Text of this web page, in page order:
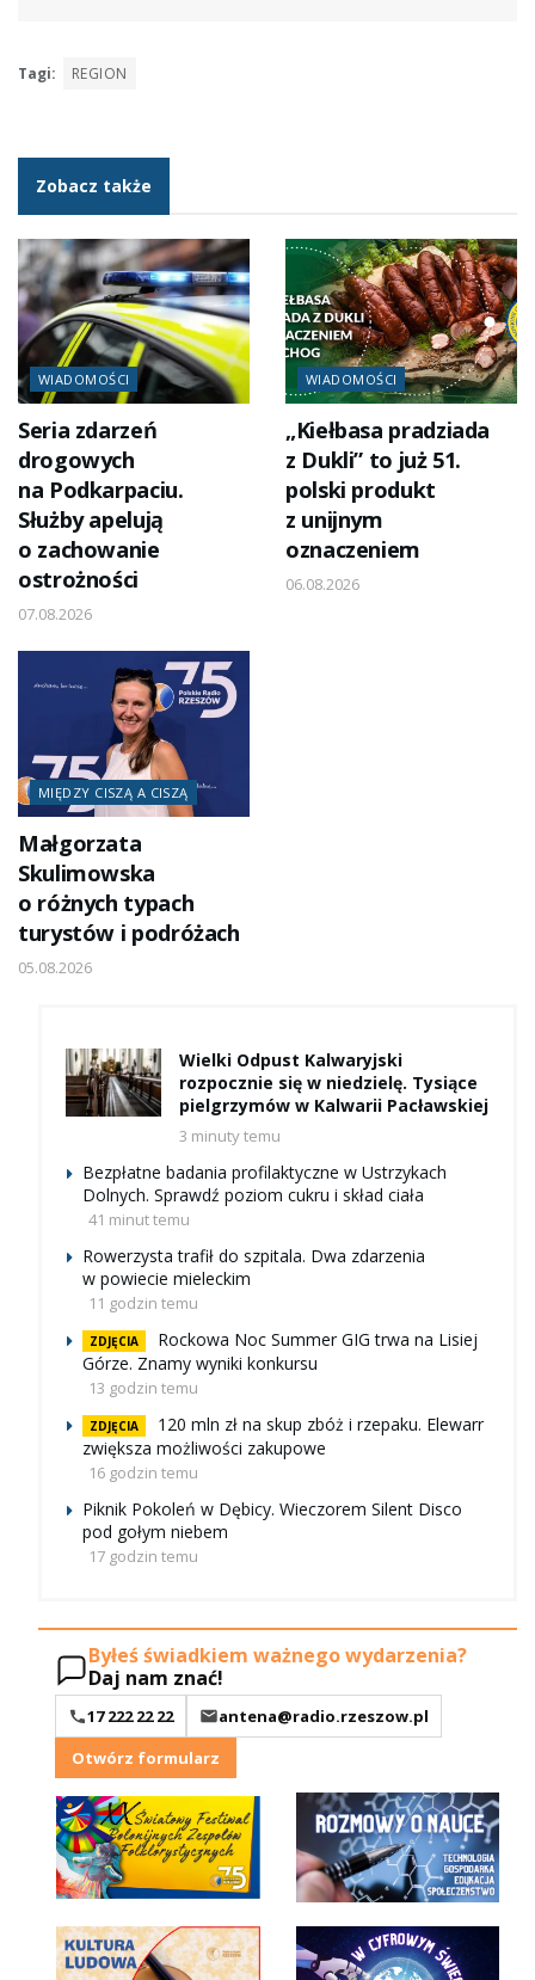
Tagi: REGION
Zobacz także
WIADOMOŚCI
Seria zdarzeń
drogowych
na Podkarpaciu.
Służby apelują
o zachowanie
ostrożności
07.08.2026
WIADOMOŚCI
„Kiełbasa pradziada
z Dukli” to już 51.
polski produkt
z unijnym
oznaczeniem
06.08.2026
MIĘDZY CISZĄ A CISZĄ
Małgorzata
Skulimowska
o różnych typach
turystów i podróżach
05.08.2026
Wielki Odpust Kalwaryjski
rozpocznie się w niedzielę. Tysiące
pielgrzymów w Kalwarii Pacławskiej
3 minuty temu
Bezpłatne badania profilaktyczne w Ustrzykach
Dolnych. Sprawdź poziom cukru i skład ciała
41 minut temu
Rowerzysta trafił do szpitala. Dwa zdarzenia
w powiecie mieleckim
11 godzin temu
ZDJĘCIA
Rockowa Noc Summer GIG trwa na Lisiej
Górze. Znamy wyniki konkursu
13 godzin temu
ZDJĘCIA
120 mln zł na skup zbóż i rzepaku. Elewarr
zwiększa możliwości zakupowe
16 godzin temu
Piknik Pokoleń w Dębicy. Wieczorem Silent Disco
pod gołym niebem
17 godzin temu
Byłeś świadkiem ważnego wydarzenia?
Daj nam znać!
17 222 22 22
antena@radio.rzeszow.pl
Otwórz formularz